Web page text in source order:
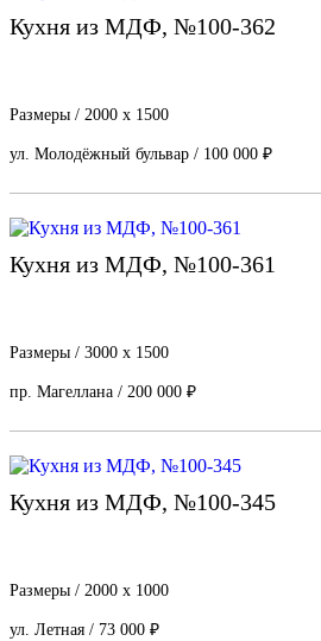
Кухня из МДФ, №100-362
Размеры / 2000 х 1500
ул. Молодёжный бульвар / 100 000 ₽
Кухня из МДФ, №100-361
Размеры / 3000 х 1500
пр. Магеллана / 200 000 ₽
Кухня из МДФ, №100-345
Размеры / 2000 x 1000
ул. Летная / 73 000 ₽